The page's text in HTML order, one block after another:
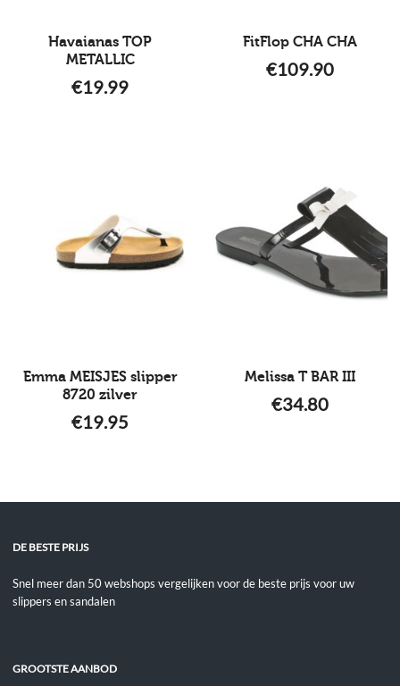
Havaianas TOP
METALLIC
€19.99
FitFlop CHA CHA
€109.90
Emma MEISJES slipper
8720 zilver
€19.95
Melissa T BAR III
€34.80
DE BESTE PRIJS
Snel meer dan 50 webshops vergelijken voor de beste prijs voor uw
slippers en sandalen
GROOTSTE AANBOD